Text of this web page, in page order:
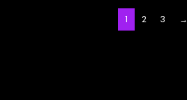
1 2 3 →